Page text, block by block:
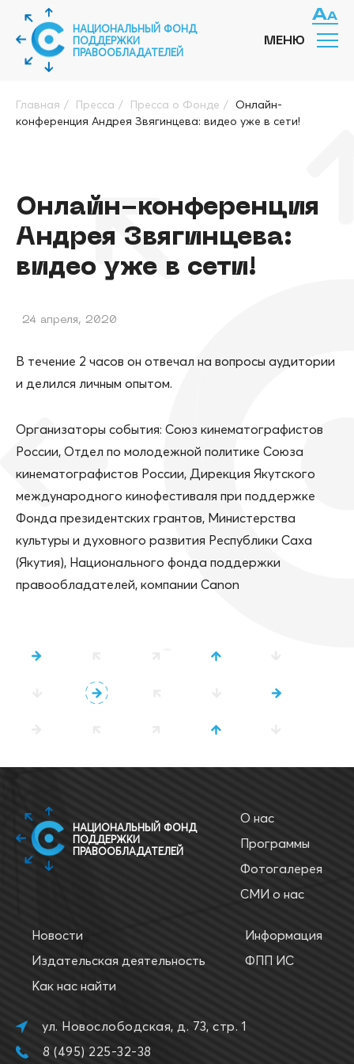
НАЦИОНАЛЬНЫЙ ФОНД
ПОДДЕРЖКИ
ПРАВООБЛАДАТЕЛЕЙ
МЕНЮ
Главная / Пресса / Пресса о Фонде / Онлайн-
конференция Андрея Звягинцева: видео уже в сети!
Онлайн-конференция
Андрея Звягинцева:
видео уже в сети!
24 апреля, 2020
В течение 2 часов он отвечал на вопросы аудитории
и делился личным опытом.
Организаторы события: Союз кинематографистов
России, Отдел по молодежной политике Союза
кинематографистов России, Дирекция Якутского
международного кинофестиваля при поддержке
Фонда президентских грантов, Министерства
культуры и духовного развития Республики Саха
(Якутия), Национального фонда поддержки
правообладателей, компании Canon
НАЦИОНАЛЬНЫЙ ФОНД
ПОДДЕРЖКИ
ПРАВООБЛАДАТЕЛЕЙ
О нас
Программы
Фотогалерея
СМИ о нас
Новости
Издательская деятельность
Как нас найти
Информация
ФПП ИС
ул. Новослободская, д. 73, стр. 1
8 (495) 225-32-38